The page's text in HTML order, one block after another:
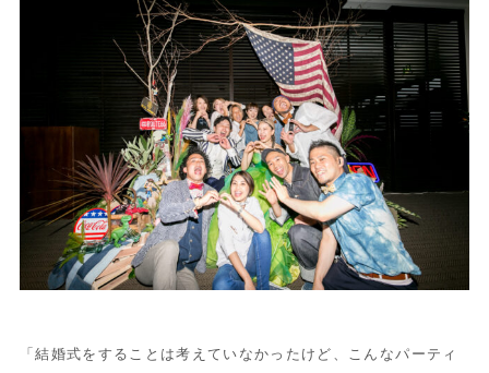
「結婚式をすることは考えていなかったけど、こんなパーティ